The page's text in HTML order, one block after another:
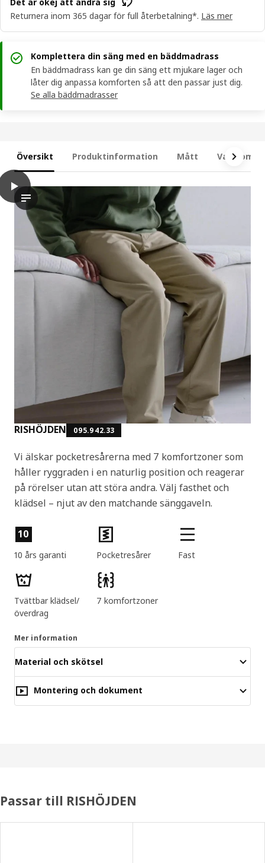
Returnera inom 365 dagar för full återbetalning*. Läs mer
Komplettera din säng med en bäddmadrass
En bäddmadrass kan ge din säng ett mjukare lager och
låter dig anpassa komforten så att den passar just dig.
Se alla bäddmadrasser
Översikt Produktinformation Mått Vad som
RISHÖJDEN 095.942.33
Vi älskar pocketresårerna med 7 komfortzoner som
håller ryggraden i en naturlig position och reagerar
på rörelser utan att störa andra. Välj fasthet och
klädsel – njut av den matchande sänggaveln.
Produktens egenskaper
10
10 års garanti Pocketresårer Fast
Tvättbar klädsel/
överdrag
7 komfortzoner
Mer information
Material och skötsel
Montering och dokument
play
Videon visar en demonstration eller demonstration av
RISHÖJDEN Resårbtn m pocketresårkärna 7 zoner, inkl ben och
Passar till RISHÖJDEN